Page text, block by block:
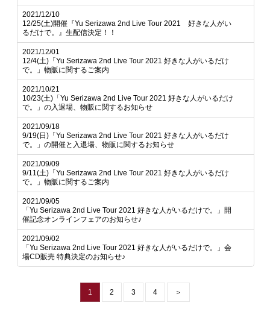
2021/12/10
12/25(土)開催『Yu Serizawa 2nd Live Tour 2021 好きな人がい
るだけで。』生配信決定！！
2021/12/01
12/4(土)「Yu Serizawa 2nd Live Tour 2021 好きな人がいるだけ
で。」物販に関するご案内
2021/10/21
10/23(土)「Yu Serizawa 2nd Live Tour 2021 好きな人がいるだけ
で。」の入退場、物販に関するお知らせ
2021/09/18
9/19(日)「Yu Serizawa 2nd Live Tour 2021 好きな人がいるだけ
で。」の開催と入退場、物販に関するお知らせ
2021/09/09
9/11(土)「Yu Serizawa 2nd Live Tour 2021 好きな人がいるだけ
で。」物販に関するご案内
2021/09/05
「Yu Serizawa 2nd Live Tour 2021 好きな人がいるだけで。」開
催記念オンラインフェアのお知らせ♪
2021/09/02
「Yu Serizawa 2nd Live Tour 2021 好きな人がいるだけで。」会
場CD販売 特典決定のお知らせ♪
1 2 3 4 ＞